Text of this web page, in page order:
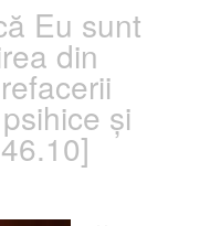
Eu sunt
din
şi